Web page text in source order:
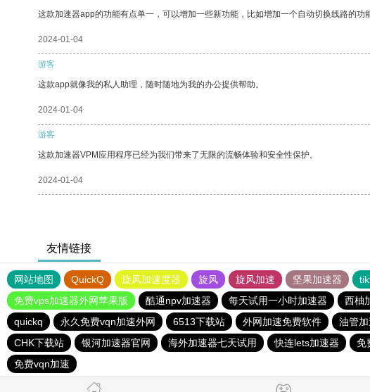
这款加速器app的功能有点单一，可以增加一些新功能，比如增加一个自动切换线路的功
2024-01-04
游客
这款app就像我的私人助理，随时随地为我的办公提供帮助。
2024-01-04
游客
这款加速器VPM应用程序已经为我们带来了无限的流畅体验和安全性保护。
2024-01-04
友情链接
网站地图 QuickQ 旋风加速度器 旋风 旋风加速 坚果加速器
免费vps加速器外网苹果版
酷通npv加速器 每天试用一小时加速器 西柚
quickq
永久免费vqn加速外网 6513下载站 外网加速免费软件 油管
CHK下载站
银河加速器官网 海外加速器七天试用 快连lets加速器 免
免费vqn加速